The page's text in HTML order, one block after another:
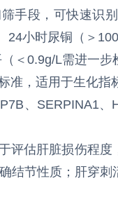
手段，可快速识
24小时尿铜（＞
＜0.9g/L需进一步
准，适用于生化指
、SERPINA1
评估肝脏损伤程
结节性质；肝穿